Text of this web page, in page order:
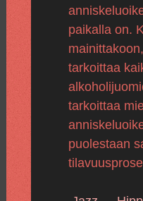
paikalla on.
tarkoittaa
tarkoittaa
puolestaan